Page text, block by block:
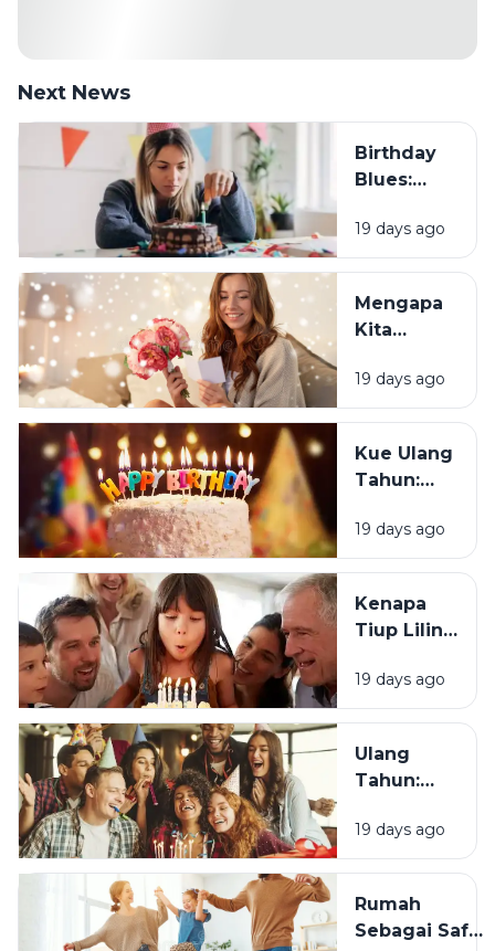
Next News
Birthday
Blues:
Sebagian
Orang
Merasa
Sedih Saat
Tahun?
19 days ago
Mengapa
Kita
Mendapat
Ucapan
Tahun?
19 days ago
Kue Ulang
Tahun:
Tradisi Ini
Berawal?
19 days ago
Kenapa
Tiup Lilin
Tradisi
Saat Ulang
19 days ago
Ulang
Tahun:
Momen
Bertambah
Terasa
Istimewa?
19 days ago
Rumah
Sebagai Safe